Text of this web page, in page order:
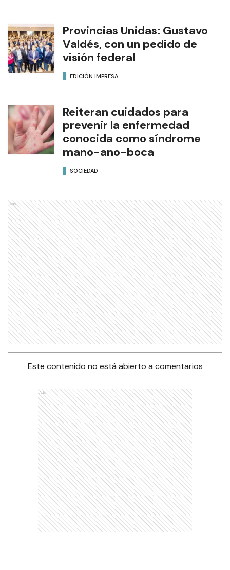
Provincias Unidas: Gustavo
Valdés, con un pedido de
visión federal
EDICIÓN IMPRESA
Reiteran cuidados para
prevenir la enfermedad
conocida como síndrome
mano-ano-boca
SOCIEDAD
Ads
Este contenido no está abierto a comentarios
Ads